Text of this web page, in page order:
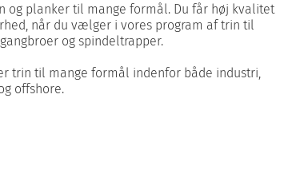
og planker til mange formål. Du får høj kvalitet
når du vælger i vores program af trin til
og spindeltrapper.
trin til mange formål indenfor både industri,
offshore.